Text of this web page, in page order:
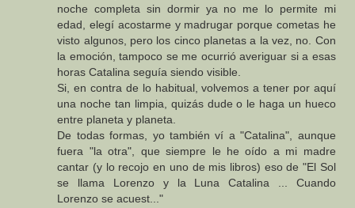
noche completa sin dormir ya no me lo permite mi
edad, elegí acostarme y madrugar porque cometas he
visto algunos, pero los cinco planetas a la vez, no. Con
la emoción, tampoco se me ocurrió averiguar si a esas
horas Catalina seguía siendo visible.
Si, en contra de lo habitual, volvemos a tener por aquí
una noche tan limpia, quizás dude o le haga un hueco
entre planeta y planeta.
De todas formas, yo también ví a "Catalina", aunque
fuera "la otra", que siempre le he oído a mi madre
cantar (y lo recojo en uno de mis libros) eso de "El Sol
se llama Lorenzo y la Luna Catalina ... Cuando
Lorenzo se acuest..."